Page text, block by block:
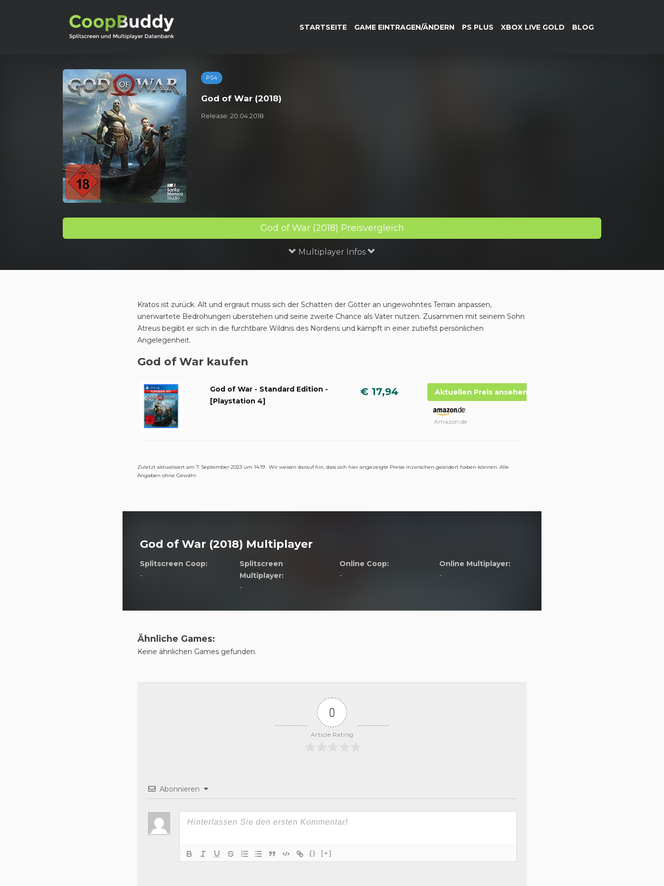
STARTSEITE GAME EINTRAGEN/ÄNDERN PS PLUS XBOX LIVE GOLD BLOG
PS4
God of War (2018)
Release: 20.04.2018
God of War (2018) Preisvergleich
Multiplayer Infos
Kratos ist zurück. Alt und ergraut muss sich der Schatten der Götter an ungewohntes Terrain anpassen,
unerwartete Bedrohungen überstehen und seine zweite Chance als Vater nutzen. Zusammen mit seinem Sohn
Atreus begibt er sich in die furchtbare Wildnis des Nordens und kämpft in einer zutiefst persönlichen
Angelegenheit.
God of War kaufen
God of War - Standard Edition -
[Playstation 4]
€ 17,94 Aktuellen Preis ansehen
Amazon.de
Zuletzt aktualisiert am 7. September 2023 um 14:19 . Wir weisen darauf hin, dass sich hier angezeigte Preise inzwischen geändert haben können. Alle
Angaben ohne Gewähr.
God of War (2018) Multiplayer
Splitscreen Coop:
-
Splitscreen
Multiplayer:
-
Online Coop:
-
Online Multiplayer:
-
Ähnliche Games:
Keine ähnlichen Games gefunden.
0
Article Rating
Abonnieren
{} [+]